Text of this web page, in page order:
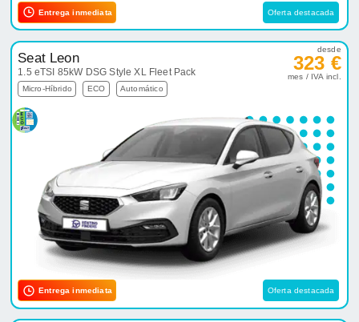
Entrega inmediata Oferta destacada
Seat Leon
1.5 eTSI 85kW DSG Style XL Fleet Pack
Micro-Híbrido ECO Automático
desde
323 €
mes / IVA incl.
Entrega inmediata Oferta destacada